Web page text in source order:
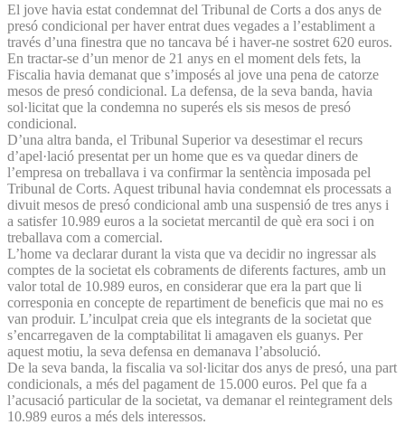
El jove havia estat condemnat del Tribunal de Corts a dos anys de
presó condicional per haver entrat dues vegades a l’establiment a
través d’una finestra que no tancava bé i haver-ne sostret 620 euros.
En tractar-se d’un menor de 21 anys en el moment dels fets, la
Fiscalia havia demanat que s’imposés al jove una pena de catorze
mesos de presó condicional. La defensa, de la seva banda, havia
sol·licitat que la condemna no superés els sis mesos de presó
condicional.
D’una altra banda, el Tribunal Superior va desestimar el recurs
d’apel·lació presentat per un home que es va quedar diners de
l’empresa on treballava i va confirmar la sentència imposada pel
Tribunal de Corts. Aquest tribunal havia condemnat els processats a
divuit mesos de presó condicional amb una suspensió de tres anys i
a satisfer 10.989 euros a la societat mercantil de què era soci i on
treballava com a comercial.
L’home va declarar durant la vista que va decidir no ingressar als
comptes de la societat els cobraments de diferents factures, amb un
valor total de 10.989 euros, en considerar que era la part que li
corresponia en concepte de repartiment de beneficis que mai no es
van produir. L’inculpat creia que els integrants de la societat que
s’encarregaven de la comptabilitat li amagaven els guanys. Per
aquest motiu, la seva defensa en demanava l’absolució.
De la seva banda, la fiscalia va sol·licitar dos anys de presó, una part
condicionals, a més del pagament de 15.000 euros. Pel que fa a
l’acusació particular de la societat, va demanar el reintegrament dels
10.989 euros a més dels interessos.